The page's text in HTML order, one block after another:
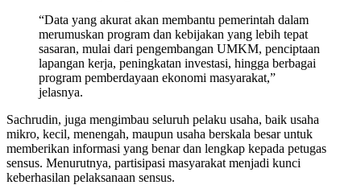
“Data yang akurat akan membantu pemerintah dalam
merumuskan program dan kebijakan yang lebih tepat
sasaran, mulai dari pengembangan UMKM, penciptaan
lapangan kerja, peningkatan investasi, hingga berbagai
program pemberdayaan ekonomi masyarakat,”
jelasnya.
Sachrudin, juga mengimbau seluruh pelaku usaha, baik usaha
mikro, kecil, menengah, maupun usaha berskala besar untuk
memberikan informasi yang benar dan lengkap kepada petugas
sensus. Menurutnya, partisipasi masyarakat menjadi kunci
keberhasilan pelaksanaan sensus.